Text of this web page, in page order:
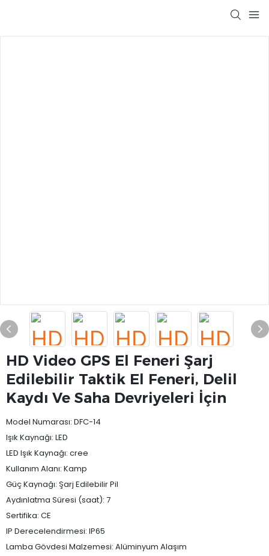
HD Video GPS El Feneri Şarj
Edilebilir Taktik El Feneri, Delil
Kaydı Ve Saha Devriyeleri İçin
Model Numarası: DFC-14
Işık Kaynağı: LED
LED Işık Kaynağı: cree
Kullanım Alanı: Kamp
Güç Kaynağı: Şarj Edilebilir Pil
Aydınlatma Süresi (saat): 7
Sertifika: CE
IP Derecelendirmesi: IP65
Lamba Gövdesi Malzemesi: Alüminyum Alaşım